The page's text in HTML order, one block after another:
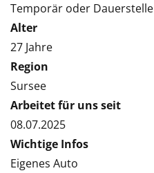
Temporär oder Dauerstelle
Alter
27 Jahre
Region
Sursee
Arbeitet für uns seit
08.07.2025
Wichtige Infos
Eigenes Auto